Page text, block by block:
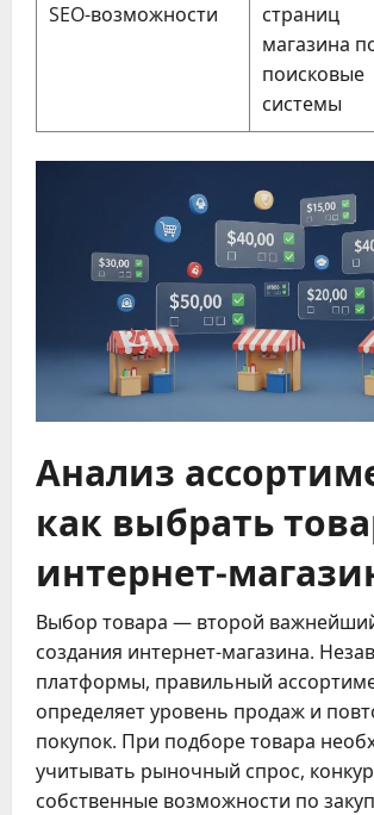
SEO-возможности
страниц
магазина
поисковые
системы
Анализ
как выбрать
интернет-
Выбор товара — второй
создания интернет-магазина.
платформы, правильный
определяет уровень продаж и
покупок. При подборе товара
учитывать рыночный спрос,
собственные возможности по